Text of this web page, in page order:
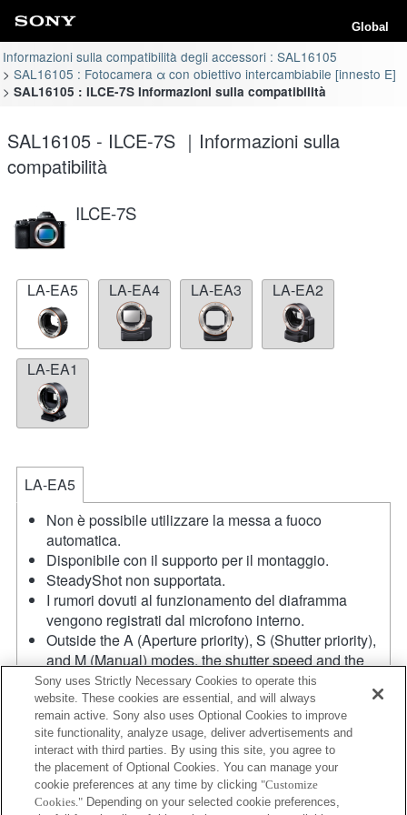
Global
Informazioni sulla compatibilità degli accessori : SAL16105
SAL16105 : Fotocamera α con obiettivo intercambiabile [innesto E]
SAL16105 : ILCE-7S Informazioni sulla compatibilità
SAL16105 - ILCE-7S ｜Informazioni sulla
compatibilità
ILCE-7S
LA-EA5 LA-EA4 LA-EA3 LA-EA2
LA-EA1
LA-EA5
Non è possibile utilizzare la messa a fuoco
automatica.
Disponibile con il supporto per il montaggio.
SteadyShot non supportata.
I rumori dovuti al funzionamento del diaframma
vengono registrati dal microfono interno.
Outside the A (Aperture priority), S (Shutter priority),
and M (Manual) modes, the shutter speed and the
aperture can not be adjusted during the movie
recording.
L'angolo visivo sarà più ristretto rispetto a quello
dell'APS-C.
Se viene inserito un [obiettivo A-mount] utilizzando il
supporto per il montaggio, la funzione MF assist non
si attiva automaticamente quando viene ruotato il
Sony uses Strictly Necessary Cookies to operate this
website. These cookies are essential, and will always
remain active. Sony also uses Optional Cookies to improve
site functionality, analyze usage, deliver advertisements and
interact with third parties. By using this site, you agree to
the placement of Optional Cookies. You can manage your
cookie preferences at any time by clicking "Customize
Cookies." Depending on your selected cookie preferences,